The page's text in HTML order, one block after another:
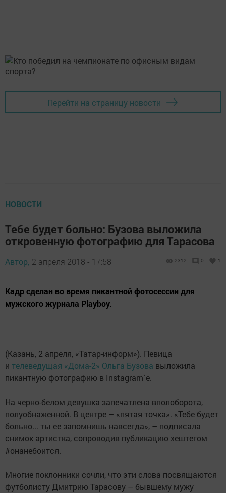
Перейти на страницу новости
НОВОСТИ
Тебе будет больно: Бузова выложила
откровенную фотографию для Тарасова
Автор, 2 апреля 2018 - 17:58 2312 0 1
Кадр сделан во время пикантной фотосессии для
мужского журнала Playboy.
(Казань, 2 апреля, «Татар-информ»). Певица
и телеведущая «Дома-2» Ольга Бузова выложила
пикантную фотографию в Instagram`e.
На черно-белом девушка запечатлена вполоборота,
полуобнаженной. В центре – «пятая точка». «Тебе будет
больно... ты ее запомнишь навсегда», – подписала
снимок артистка, сопроводив публикацию хештегом
#онанебоится.
Многие поклонники сочли, что эти слова посвящаются
футболисту Дмитрию Тарасову – бывшему мужу